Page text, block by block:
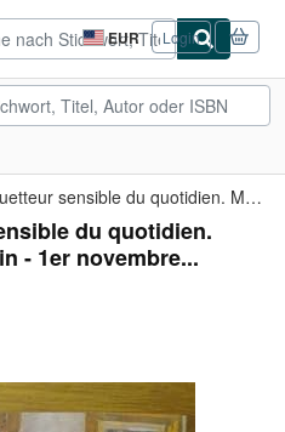
EUR
Seite
der
Einkaufseinstellungen.
Login
BONNARD. Guetteur sensible du quotidien. Musée de Lodève 20 juin...
du quotidien.
- 1er novembre...